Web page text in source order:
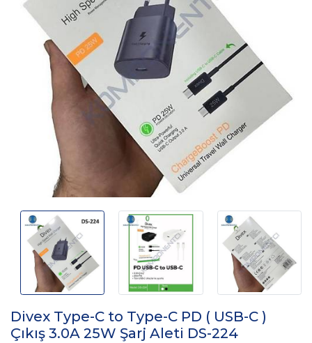
Divex Type-C to Type-C PD ( USB-C )
Çıkış 3.0A 25W Şarj Aleti DS-224